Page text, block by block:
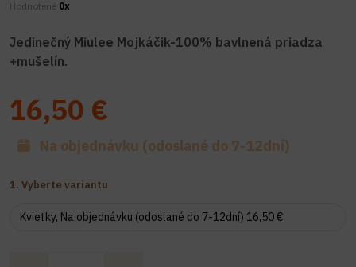
Hodnotené 0x
Jedinečný Miulee Mojkáčik-100% bavlnená priadza
+mušelín.
Na objednávku (odoslané do 7-12dní)
16,50 €
1. Vyberte variantu